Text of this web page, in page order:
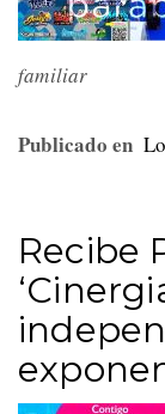
familiar
Publicado en
Recibe